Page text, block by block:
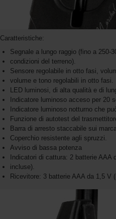
Caratteristiche:
Segnale a lungo raggio (fino a 250-
condizioni del terreno).
Sensore regolabile in otto fasi,
volume e tono regolabili in otto fasi.
LED luminosi, di alta qualità e di
Indicatore luminoso acceso per 20
Indicatore luminoso notturno che
Funzione di autotest del
Barra di arresto staccabile sui
Coperchio resistente agli spruzzi.
Avviso di bassa potenza
Indicatori di cattura: 2 batterie AAA
incluse).
Ricevitore: 3 batterie AAA da 1,5 V